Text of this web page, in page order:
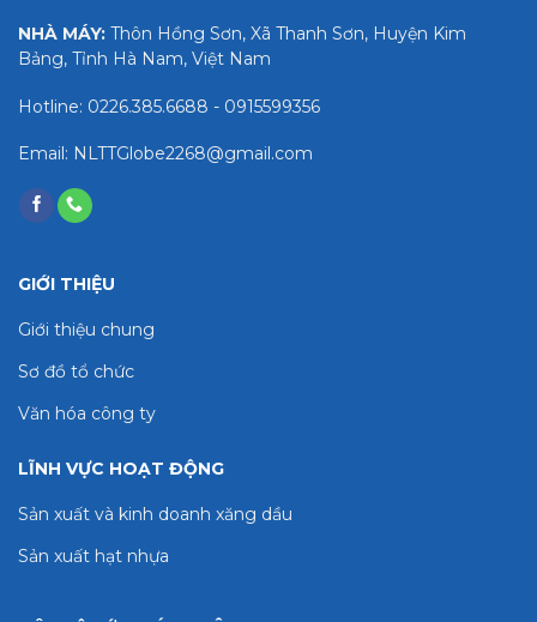
NHÀ MÁY: Thôn Hồng Sơn, Xã Thanh Sơn, Huyện Kim
Bảng, Tỉnh Hà Nam, Việt Nam
Hotline: 0226.385.6688 - 0915599356
Email: NLTTGlobe2268@gmail.com
GIỚI THIỆU
Giới thiệu chung
Sơ đồ tổ chức
Văn hóa công ty
LĨNH VỰC HOẠT ĐỘNG
Sản xuất và kinh doanh xăng dầu
Sản xuất hạt nhựa